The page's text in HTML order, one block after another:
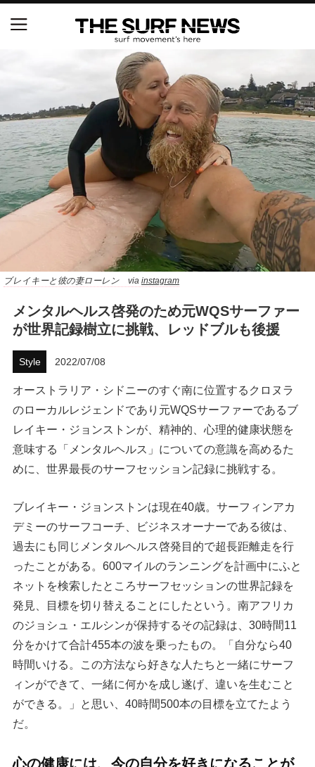
ブレイキーと彼の妻ローレン via instagram
メンタルヘルス啓発のため元WQSサーファー
が世界記録樹立に挑戦、レッドブルも後援
Style 2022/07/08
オーストラリア・シドニーのすぐ南に位置するクロヌラ
のローカルレジェンドであり元WQSサーファーであるブ
レイキー・ジョンストンが、精神的、心理的健康状態を
意味する「メンタルヘルス」についての意識を高めるた
めに、世界最長のサーフセッション記録に挑戦する。
ブレイキー・ジョンストンは現在40歳。サーフィンアカ
デミーのサーフコーチ、ビジネスオーナーである彼は、
過去にも同じメンタルヘルス啓発目的で超長距離走を行
ったことがある。600マイルのランニングを計画中にふと
ネットを検索したところサーフセッションの世界記録を
発見、目標を切り替えることにしたという。南アフリカ
のジョシュ・エルシンが保持するその記録は、30時間11
分をかけて合計455本の波を乗ったもの。「自分なら40
時間いける。この方法なら好きな人たちと一緒にサーフ
ィンができて、一緒に何かを成し遂げ、違いを生むこと
ができる。」と思い、40時間500本の目標を立てたよう
だ。
心の健康には、今の自分を好きになることが
NSAと茅ヶ崎市が包括連携協定を締結 自治体との
協定は全国初、サーフィンを軸に地域活性化へ
【五十嵐カノア独占インタビュー】旧友レオ、ジャ
ックとの豪華プライベートセッション
S.ONE ショート＆ロング開幕戦・現地リポート（高
橋みなと）
ニュース
製品情報
特集
試合
ハウツー
ウェストジャパン
イベント・リリース
FOLLOW US ON